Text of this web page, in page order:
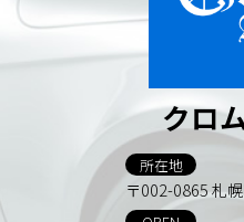
クロ
所在地
〒002-0865 札